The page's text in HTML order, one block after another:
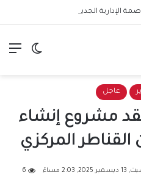
الوضع
عاجل
مشروع إنشاء
المركزي
مساءً 6